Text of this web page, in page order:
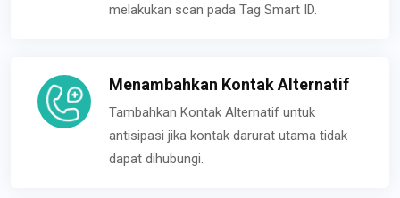
melakukan scan pada Tag Smart ID.
Menambahkan Kontak Alternatif
Tambahkan Kontak Alternatif untuk
antisipasi jika kontak darurat utama tidak
dapat dihubungi.